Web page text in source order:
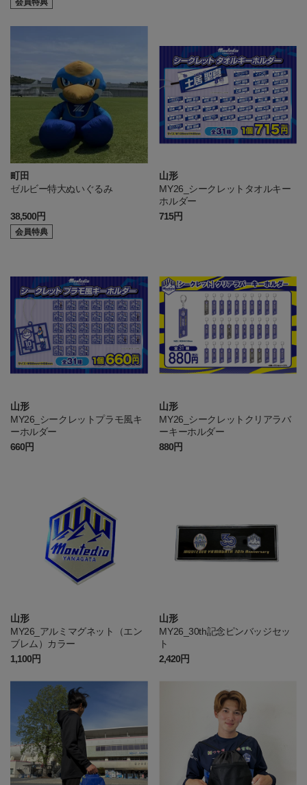
町田
ゼルビー特大ぬいぐるみ
38,500円
会員特典
山形
MY26_シークレットタオルキー
ホルダー
715円
山形
MY26_シークレットプラモ風キ
ーホルダー
660円
山形
MY26_シークレットクリアラバ
ーキーホルダー
880円
山形
MY26_アルミマグネット（エン
ブレム）カラー
1,100円
山形
MY26_30th記念ピンバッジセッ
ト
2,420円